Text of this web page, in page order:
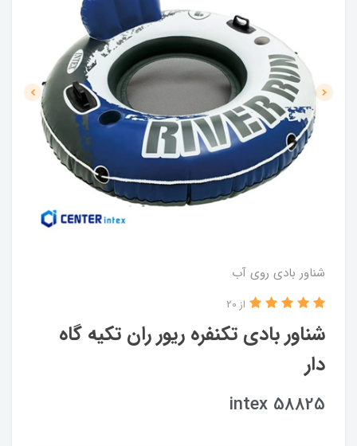
شناور بادی روی آب
شناور بادی تکنفره ریور ران تکیه گاه
دار
از 20
intex 58825